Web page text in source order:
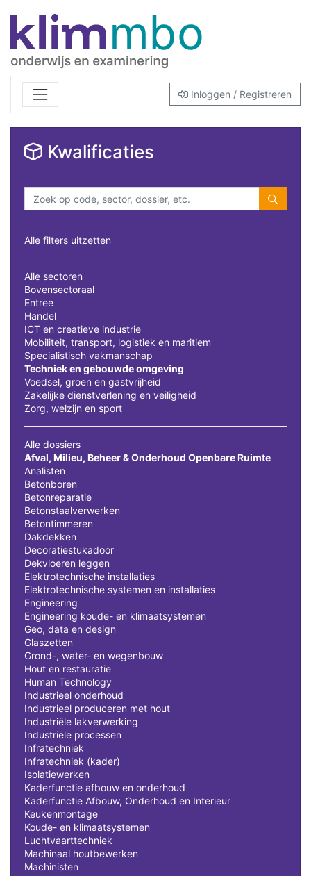
Inloggen / Registreren
Kwalificaties
Alle filters uitzetten
Alle sectoren
Bovensectoraal
Entree
Handel
ICT en creatieve industrie
Mobiliteit, transport, logistiek en maritiem
Specialistisch vakmanschap
Techniek en gebouwde omgeving
Voedsel, groen en gastvrijheid
Zakelijke dienstverlening en veiligheid
Zorg, welzijn en sport
Alle dossiers
Afval, Milieu, Beheer & Onderhoud Openbare Ruimte
Analisten
Betonboren
Betonreparatie
Betonstaalverwerken
Betontimmeren
Dakdekken
Decoratiestukadoor
Dekvloeren leggen
Elektrotechnische installaties
Elektrotechnische systemen en installaties
Engineering
Engineering koude- en klimaatsystemen
Geo, data en design
Glaszetten
Grond-, water- en wegenbouw
Hout en restauratie
Human Technology
Industrieel onderhoud
Industrieel produceren met hout
Industriële lakverwerking
Industriële processen
Infratechniek
Infratechniek (kader)
Isolatiewerken
Kaderfunctie afbouw en onderhoud
Kaderfunctie Afbouw, Onderhoud en Interieur
Keukenmontage
Koude- en klimaatsystemen
Luchtvaarttechniek
Machinaal houtbewerken
Machinisten